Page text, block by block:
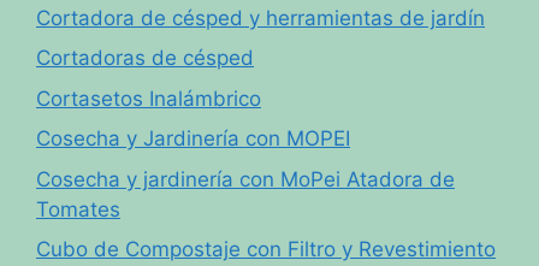
Cortadora de césped y herramientas de jardín
Cortadoras de césped
Cortasetos Inalámbrico
Cosecha y Jardinería con MOPEI
Cosecha y jardinería con MoPei Atadora de
Tomates
Cubo de Compostaje con Filtro y Revestimiento